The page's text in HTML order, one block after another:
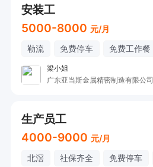
安装工
5000-8000 元/月
勒流 免费停车 免费工作餐
梁小姐
广东亚当斯金属精密制造有限公司
生产员工
4000-9000 元/月
北滘 社保齐全 免费停车